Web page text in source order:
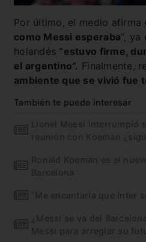
Por último, el medio afirma
como Messi esperaba“, ya
holandés “estuvo firme,
el argentino”. Finalmente,
ambiente que se vivió fue
También te puede interesar
Lionel Messi interrumpió
reunión con Koeman
Ronald Koeman es el
Barcelona
“Me encantaria que Inter
¿Messi se va del
Messi para arreglar su